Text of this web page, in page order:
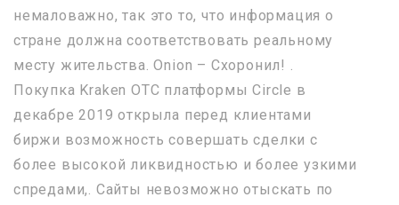
немаловажно, так это то, что информация о
стране должна соответствовать реальному
месту жительства. Onion – Схоронил! .
Покупка Kraken OTC платформы Circle в
декабре 2019 открыла перед клиентами
биржи возможность совершать сделки с
более высокой ликвидностью и более узкими
спредами,. Сайты невозможно отыскать по